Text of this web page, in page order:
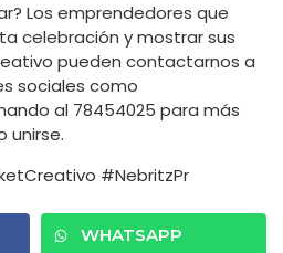
Los emprendedores que
celebración y mostrar sus
pueden contactarnos a
sociales como
al 78454025 para más
unirse.
#NebritzPr
WHATSAPP